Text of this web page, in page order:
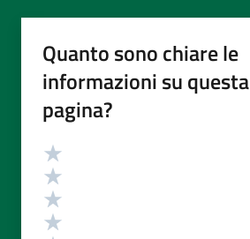
Quanto sono chiare le
informazioni su questa
pagina?
Valutazione